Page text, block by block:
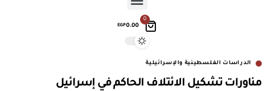
0
EGP0.00
الدراسات الفلسطينية والإسرائيلية
مناورات تشكيل الائتلاف الحاكم في إسرائيل